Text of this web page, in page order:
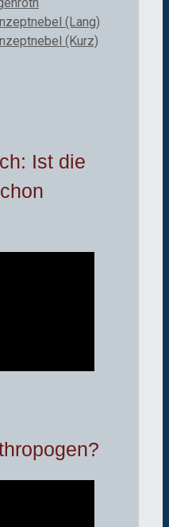
(Lang)
(Kurz)
Ist die